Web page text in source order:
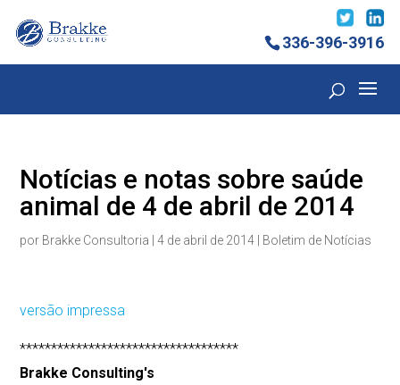
336-396-3916
Notícias e notas sobre saúde
animal de 4 de abril de 2014
por Brakke Consultoria |4 de abril de 2014 Boletim de Notícias
versão impressa
***********************************
Brakke Consulting's